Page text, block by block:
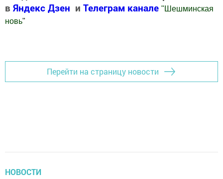
в Яндекс Дзен и Телеграм канале " Шешминская
новь"
Перейти на страницу новости
НОВОСТИ